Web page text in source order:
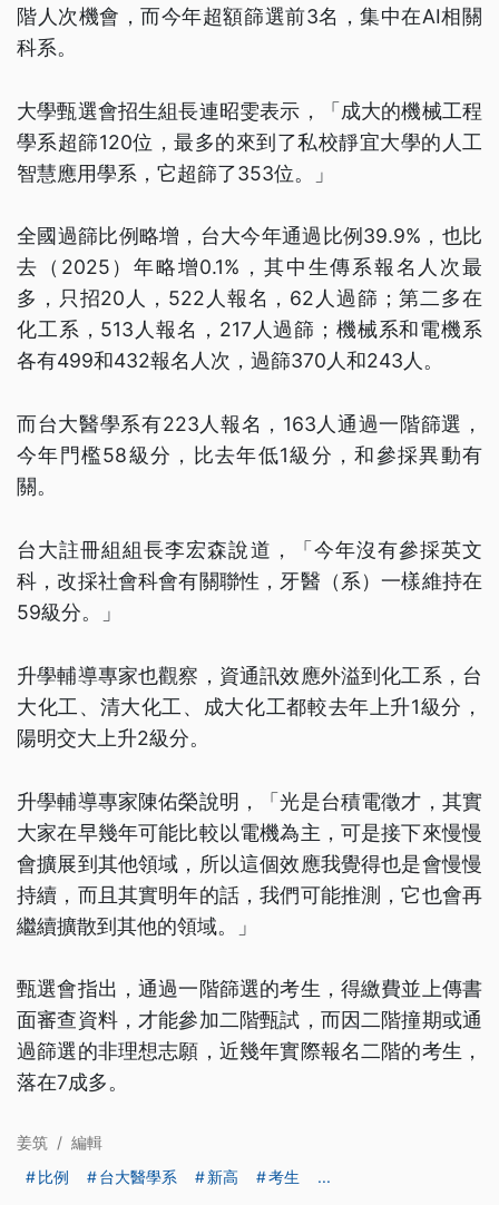
階人次機會，而今年超額篩選前3名，集中在AI相關
科系。
大學甄選會招生組長連昭雯表示，「成大的機械工程
學系超篩120位，最多的來到了私校靜宜大學的人工
智慧應用學系，它超篩了353位。」
全國過篩比例略增，台大今年通過比例39.9%，也比
去（2025）年略增0.1%，其中生傳系報名人次最
多，只招20人，522人報名，62人過篩；第二多在
化工系，513人報名，217人過篩；機械系和電機系
各有499和432報名人次，過篩370人和243人。
而台大醫學系有223人報名，163人通過一階篩選，
今年門檻58級分，比去年低1級分，和參採異動有
關。
台大註冊組組長李宏森說道，「今年沒有參採英文
科，改採社會科會有關聯性，牙醫（系）一樣維持在
59級分。」
升學輔導專家也觀察，資通訊效應外溢到化工系，台
大化工、清大化工、成大化工都較去年上升1級分，
陽明交大上升2級分。
升學輔導專家陳佑榮說明，「光是台積電徵才，其實
大家在早幾年可能比較以電機為主，可是接下來慢慢
會擴展到其他領域，所以這個效應我覺得也是會慢慢
持續，而且其實明年的話，我們可能推測，它也會再
繼續擴散到其他的領域。」
甄選會指出，通過一階篩選的考生，得繳費並上傳書
面審查資料，才能參加二階甄試，而因二階撞期或通
過篩選的非理想志願，近幾年實際報名二階的考生，
落在7成多。
姜筑 / 編輯
比例
台大醫學系 新高 考生 ...